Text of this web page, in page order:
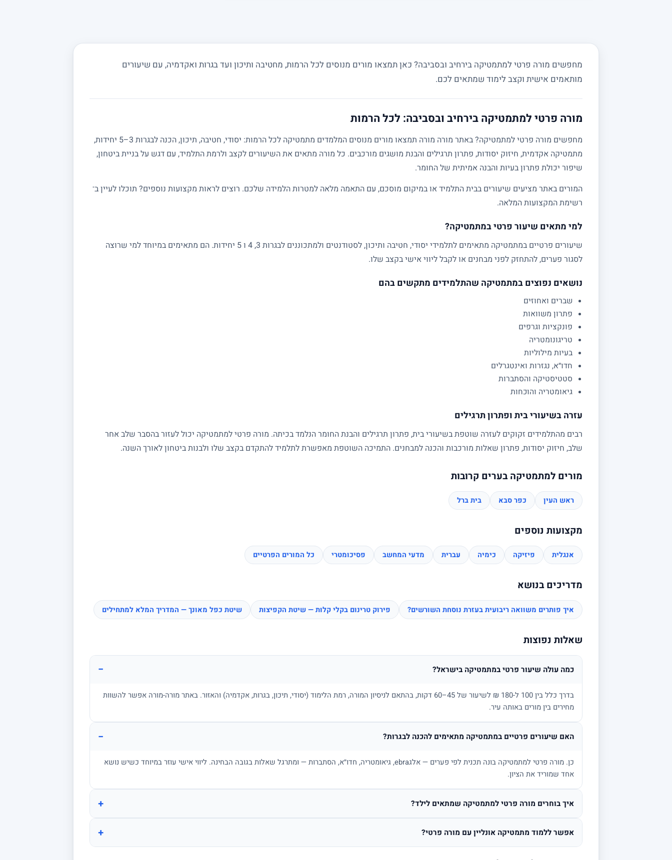
מחפשים מורה פרטי למתמטיקה בירחיב ובסביבה? כאן תמצאו מורים מנוסים לכל הרמות, מחטיבה ותיכון ועד בגרות ואקדמיה, עם שיעורים
מותאמים אישית וקצב לימוד שמתאים לכם.
מורה פרטי למתמטיקה בירחיב ובסביבה: לכל הרמות
מחפשים מורה פרטי למתמטיקה? באתר מורה מורה תמצאו מורים מנוסים המלמדים מתמטיקה לכל הרמות: יסודי, חטיבה, תיכון, הכנה לבגרות 3–5 יחידות,
מתמטיקה אקדמית, חיזוק יסודות, פתרון תרגילים והבנת מושגים מורכבים. כל מורה מתאים את השיעורים לקצב ולרמת התלמיד, עם דגש על בניית ביטחון,
שיפור יכולת פתרון בעיות והבנה אמיתית של החומר.
המורים באתר מציעים שיעורים בבית התלמיד או במיקום מוסכם, עם התאמה מלאה למטרות הלמידה שלכם. רוצים לראות מקצועות נוספים? תוכלו לעיין ב־
רשימת המקצועות המלאה.
למי מתאים שיעור פרטי במתמטיקה?
שיעורים פרטיים במתמטיקה מתאימים לתלמידי יסודי, חטיבה ותיכון, לסטודנטים ולמתכוננים לבגרות 3, 4 ו 5 יחידות. הם מתאימים במיוחד למי שרוצה
לסגור פערים, להתחזק לפני מבחנים או לקבל ליווי אישי בקצב שלו.
נושאים נפוצים במתמטיקה שהתלמידים מתקשים בהם
שברים ואחוזים
פתרון משוואות
פונקציות וגרפים
טריגונומטריה
בעיות מילוליות
חדו״א, נגזרות ואינטגרלים
סטטיסטיקה והסתברות
גיאומטריה והוכחות
עזרה בשיעורי בית ופתרון תרגילים
רבים מהתלמידים זקוקים לעזרה שוטפת בשיעורי בית, פתרון תרגילים והבנת החומר הנלמד בכיתה. מורה פרטי למתמטיקה יכול לעזור בהסבר שלב אחר
שלב, חיזוק יסודות, פתרון שאלות מורכבות והכנה למבחנים. התמיכה השוטפת מאפשרת לתלמיד להתקדם בקצב שלו ולבנות ביטחון לאורך השנה.
מורים למתמטיקה בערים קרובות
ראש העין כפר סבא בית ברל
מקצועות נוספים
אנגלית פיזיקה כימיה עברית מדעי המחשב פסיכומטרי כל המורים הפרטיים
מדריכים בנושא
איך פותרים משוואה ריבועית בעזרת נוסחת השורשים? פירוק טרינום בקלי קלות — שיטת הקפיצות שיטת כפל מאונך — המדריך המלא למתחילים
שאלות נפוצות
כמה עולה שיעור פרטי במתמטיקה בישראל? −
בדרך כלל בין 100 ל-180 ₪ לשיעור של 45–60 דקות, בהתאם לניסיון המורה, רמת הלימוד (יסודי, תיכון, בגרות, אקדמיה) והאזור. באתר מורה-מורה אפשר להשוות
מחירים בין מורים באותה עיר.
האם שיעורים פרטיים במתמטיקה מתאימים להכנה לבגרות? −
כן. מורה פרטי למתמטיקה בונה תכנית לפי פערים — אלגebra, גיאומטריה, חדו״א, הסתברות — ומתרגל שאלות בגובה הבחינה. ליווי אישי עוזר במיוחד כשיש נושא
אחד שמוריד את הציון.
איך בוחרים מורה פרטי למתמטיקה שמתאים לילד? +
אפשר ללמוד מתמטיקה אונליין עם מורה פרטי? +